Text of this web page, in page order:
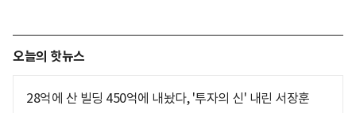
오늘의 핫뉴스
28억에 산 빌딩 450억에 내놨다, '투자의 신' 내린 서장훈